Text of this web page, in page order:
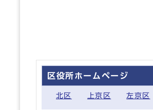
区役所ホームページ
北区 上京区 左京区